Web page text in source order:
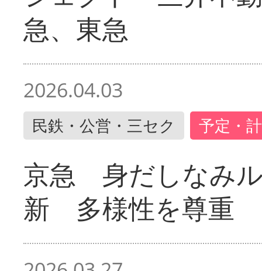
急、東急
2026.04.03
民鉄・公営・三セク 予定・
京急 身だしなみ
新 多様性を尊重